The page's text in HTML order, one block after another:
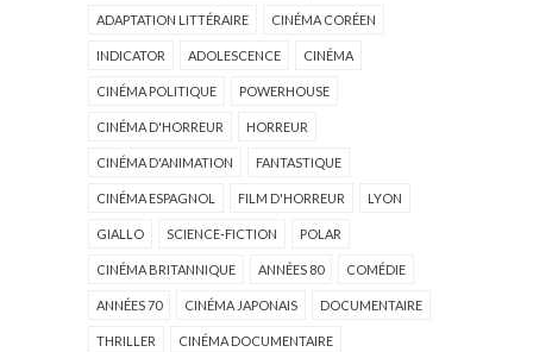
ADAPTATION LITTÉRAIRE CINÉMA CORÉEN
INDICATOR ADOLESCENCE CINÉMA
CINÉMA POLITIQUE POWERHOUSE
CINÉMA D'HORREUR HORREUR
CINÉMA D'ANIMATION FANTASTIQUE
CINÉMA ESPAGNOL FILM D'HORREUR LYON
GIALLO SCIENCE-FICTION POLAR
CINÉMA BRITANNIQUE ANNÉES 80 COMÉDIE
ANNÉES 70 CINÉMA JAPONAIS DOCUMENTAIRE
THRILLER CINÉMA DOCUMENTAIRE